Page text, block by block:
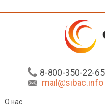
8-800-350-22-65
mail@sibac.info
О нас